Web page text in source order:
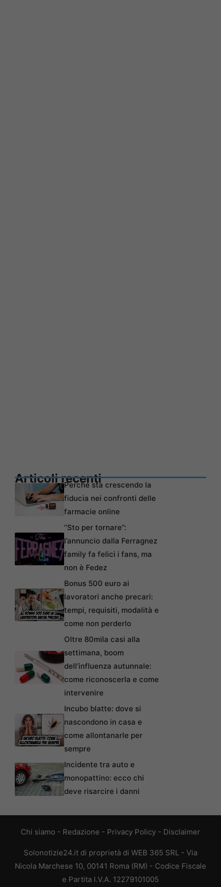
Articoli recentiPerché sta crescendo la
fiducia nei confronti delle
farmacie online
“Sto per tornare”:
l’annuncio dalla Ferragnez
family fa felici i fans, ma
non è Fedez
Bonus 500 euro ai
lavoratori anche precari:
tempi, requisiti, modalità e
come non perderlo
Oltre 80mila casi alla
settimana, boom
dell’influenza autunnale:
come riconoscerla e come
intervenire
Incubo blatte: dove si
nascondono in casa e
come allontanarle per
sempre
Incidente tra auto e
monopattino: ecco chi
deve risarcire i danni
Chi siamo - Redazione - Privacy Policy - Disclaimer
Solonotizie24.it di proprietà di WEB 365 SRL - Via
Nicola Marchese 10, 00141 Roma (RM) - Codice Fiscale
e Partita I.V.A. 12279101005